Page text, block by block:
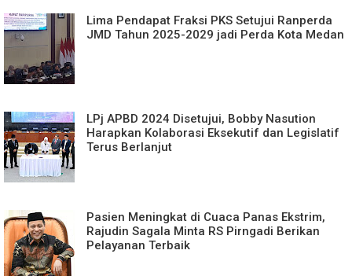
Lima Pendapat Fraksi PKS Setujui Ranperda
JMD Tahun 2025-2029 jadi Perda Kota Medan
LPj APBD 2024 Disetujui, Bobby Nasution
Harapkan Kolaborasi Eksekutif dan Legislatif
Terus Berlanjut
Pasien Meningkat di Cuaca Panas Ekstrim,
Rajudin Sagala Minta RS Pirngadi Berikan
Pelayanan Terbaik